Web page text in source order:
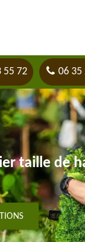
55 72 06 35
taille de